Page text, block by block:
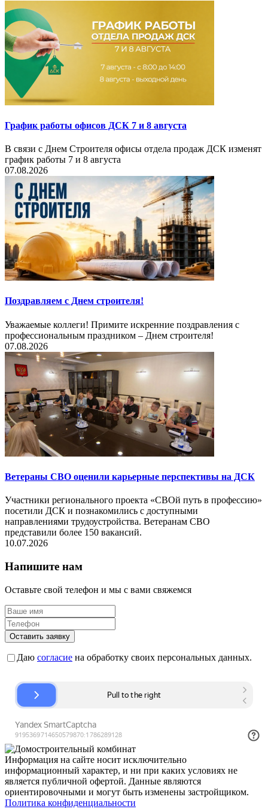
График работы офисов ДСК 7 и 8 августа
В связи с Днем Строителя офисы отдела продаж ДСК изменят
график работы 7 и 8 августа
07.08.2026
Поздравляем с Днем строителя!
Уважаемые коллеги! Примите искренние поздравления с
профессиональным праздником – Днем строителя!
07.08.2026
Ветераны СВО оценили карьерные перспективы на ДСК
Участники регионального проекта «СВОй путь в профессию»
посетили ДСК и познакомились с доступными
направлениями трудоустройства. Ветеранам СВО
представили более 150 вакансий.
10.07.2026
Напишите нам
Оставьте свой телефон и мы с вами свяжемся
Оставить заявку
Даю согласие на обработку своих персональных данных.
Информация на сайте носит исключительно
информационный характер, и ни при каких условиях не
является публичной офертой. Данные являются
ориентировочными и могут быть изменены застройщиком.
Политика конфиденциальности